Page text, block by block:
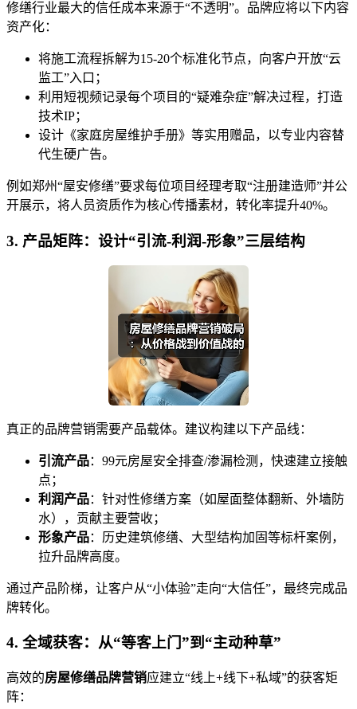
修缮行业最大的信任成本来源于“不透明”。品牌应将以下内容
资产化：
将施工流程拆解为15-20个标准化节点，向客户开放“云
监工”入口；
利用短视频记录每个项目的“疑难杂症”解决过程，打造
技术IP；
设计《家庭房屋维护手册》等实用赠品，以专业内容替
代生硬广告。
例如郑州“屋安修缮”要求每位项目经理考取“注册建造师”并公
开展示，将人员资质作为核心传播素材，转化率提升40%。
3. 产品矩阵：设计“引流-利润-形象”三层结构
真正的品牌营销需要产品载体。建议构建以下产品线：
引流产品：99元房屋安全排查/渗漏检测，快速建立接触
点；
利润产品：针对性修缮方案（如屋面整体翻新、外墙防
水），贡献主要营收；
形象产品：历史建筑修缮、大型结构加固等标杆案例，
拉升品牌高度。
通过产品阶梯，让客户从“小体验”走向“大信任”，最终完成品
牌转化。
4. 全域获客：从“等客上门”到“主动种草”
高效的房屋修缮品牌营销应建立“线上+线下+私域”的获客矩
阵：